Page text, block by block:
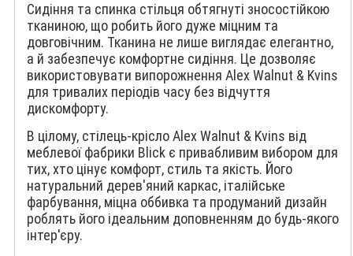
Сидіння та спинка стільця обтягнуті зносостійкою
тканиною, що робить його дуже міцним та
довговічним. Тканина не лише виглядає елегантно,
а й забезпечує комфортне сидіння. Це дозволяє
використовувати випорожнення Alex Walnut & Kvins
для тривалих періодів часу без відчуття
дискомфорту.
В цілому, стілець-крісло Alex Walnut & Kvins від
меблевої фабрики Blick є привабливим вибором для
тих, хто цінує комфорт, стиль та якість. Його
натуральний дерев'яний каркас, італійське
фарбування, міцна оббивка та продуманий дизайн
роблять його ідеальним доповненням до будь-якого
інтер'єру.